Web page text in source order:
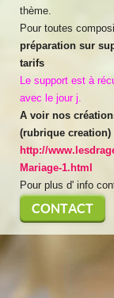
thème.
Pour toutes
préparation sur
tarifs
Le support est à
avec le jour j.
A voir nos
(rubrique creation)
http://
Mariage-1.html
Pour plus d' info
CONTACT